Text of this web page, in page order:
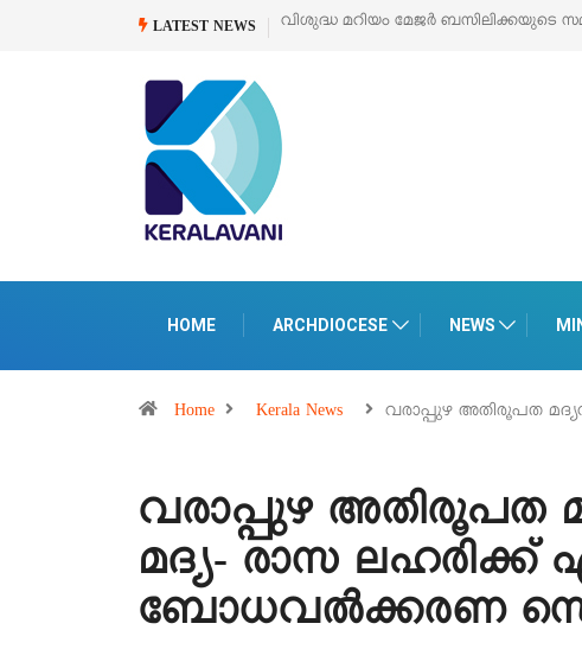
LATEST NEWS
വിശുദ്ധ മറിയം മേജർ ബസിലിക്കയുടെ സമർപ്പണ തിരുനാൾ ഓഗസ്റ്റ് 5 –
HOME ARCHDIOCESE NEWS
Home Kerala News വരാപ്പുഴ അതിരൂപത
വരാപ്പുഴ അതിരൂപത
മദ്യ- രാസ ലഹരിക്ക്
ബോധവൽക്കരണ